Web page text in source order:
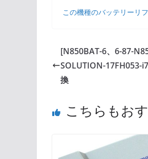
この機種のバッテリーリ
[N850BAT-6、6-87-
SOLUTION-17FH053-
換
こちらもお